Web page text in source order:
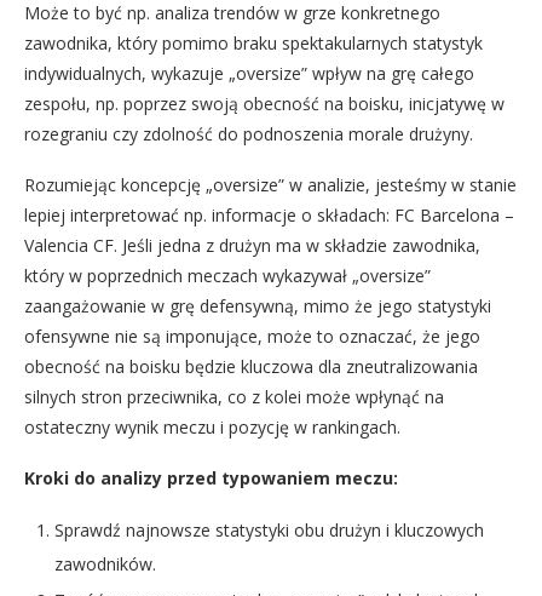
Może to być np. analiza trendów w grze konkretnego
zawodnika, który pomimo braku spektakularnych statystyk
indywidualnych, wykazuje „oversize” wpływ na grę całego
zespołu, np. poprzez swoją obecność na boisku, inicjatywę w
rozegraniu czy zdolność do podnoszenia morale drużyny.
Rozumiejąc koncepcję „oversize” w analizie, jesteśmy w stanie
lepiej interpretować np. informacje o składach: FC Barcelona –
Valencia CF. Jeśli jedna z drużyn ma w składzie zawodnika,
który w poprzednich meczach wykazywał „oversize”
zaangażowanie w grę defensywną, mimo że jego statystyki
ofensywne nie są imponujące, może to oznaczać, że jego
obecność na boisku będzie kluczowa dla zneutralizowania
silnych stron przeciwnika, co z kolei może wpłynąć na
ostateczny wynik meczu i pozycję w rankingach.
Kroki do analizy przed typowaniem meczu:
Sprawdź najnowsze statystyki obu drużyn i kluczowych
zawodników.